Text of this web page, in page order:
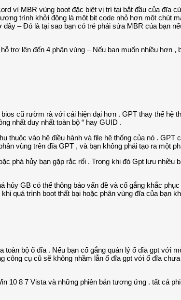
vì MBR vùng boot đặc biệt vị trí tại bắt đầu của đĩa
trình khởi động là một bit code nhỏ hơn một chút
– Đó là tại sao bạn có trẻ phải sửa MBR của bạn
trợ lên đến 4 phân vùng – Nếu bạn muốn nhiều hơn ,
cũ rườm rà với cái hiện đại hơn . GPT thay thế hệ
nhất duy nhất toàn bộ “ hay GUID .
vào hệ điều hành và file hệ thống của nó . GPT
vùng trên đĩa GPT , và bạn không phải tạo ra một
phá hủy bạn gặp rắc rối . Trong khi đó Gpt lưu nhiều
GB có thể thông báo vấn đề và cố gắng khắc
quá trình boot thất bại hoặc phân vùng đĩa của bạn
toàn bộ ổ đĩa . Nếu bạn cố gắng quản lý ổ đĩa gpt với
công cụ cũ sẽ không nhầm lẫn ổ đĩa gpt với ổ đĩa
10 8 7 Vista và những phiên bản tương ứng . tất cả